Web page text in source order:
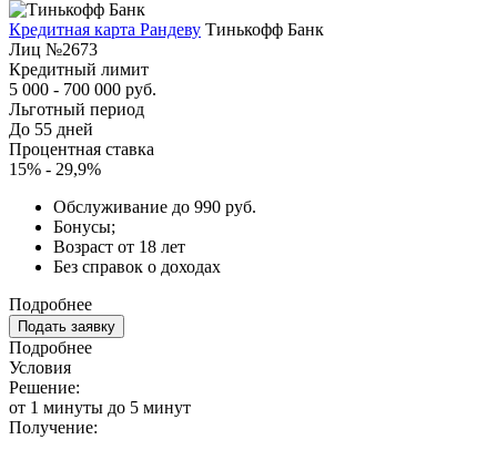
Кредитная карта Рандеву Тинькофф Банк
Лиц №2673
Кредитный лимит
5 000 - 700 000 руб.
Льготный период
До 55 дней
Процентная ставка
15% - 29,9%
Обслуживание до 990 руб.
Бонусы;
Возраст от 18 лет
Без справок о доходах
Подробнее
Подать заявку
Подробнее
Условия
Решение:
от 1 минуты до 5 минут
Получение: